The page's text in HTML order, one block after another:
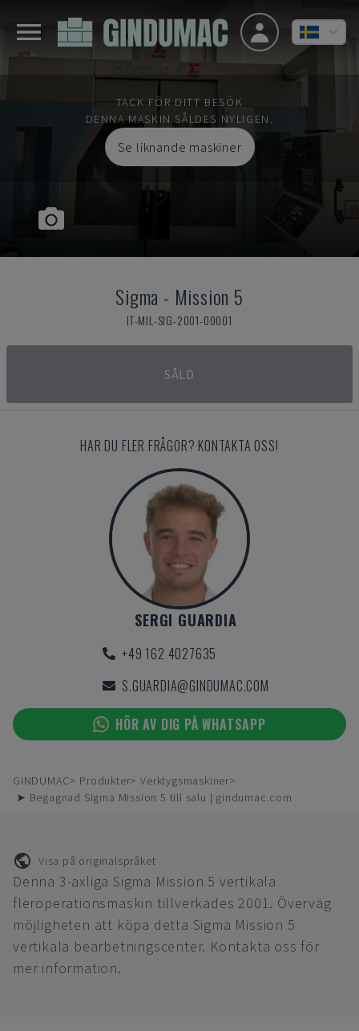
TACK FÖR DITT BESÖK
DENNA MASKIN SÅLDES NYLIGEN.
Se liknande maskiner
Sigma - Mission 5
IT-MIL-SIG-2001-00001
SÅLD
HAR DU FLER FRÅGOR? KONTAKTA OSS!
SERGI GUARDIA
+49 162 4027635
S.GUARDIA@GINDUMAC.COM
HÖR AV DIG PÅ WHATSAPP
GINDUMAC Produkter
Verktygsmaskiner
➤ Begagnad Sigma Mission 5 till salu | gindumac.com
Visa på originalspråket
Denna 3-axliga Sigma Mission 5 vertikala
fleroperationsmaskin tillverkades 2001. Överväg
möjligheten att köpa detta Sigma Mission 5
vertikala bearbetningscenter. Kontakta oss för
mer information.